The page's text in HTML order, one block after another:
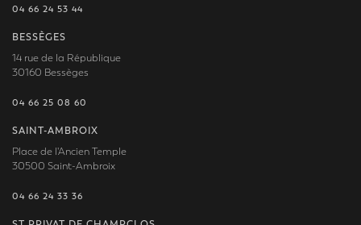
04 66 24 53 44
BESSÈGES
14 rue de la République
30160 Bessèges
04 66 25 08 60
SAINT-AMBROIX
Place de l'Ancien Temple
30500 Saint-Ambroix
04 66 24 33 36